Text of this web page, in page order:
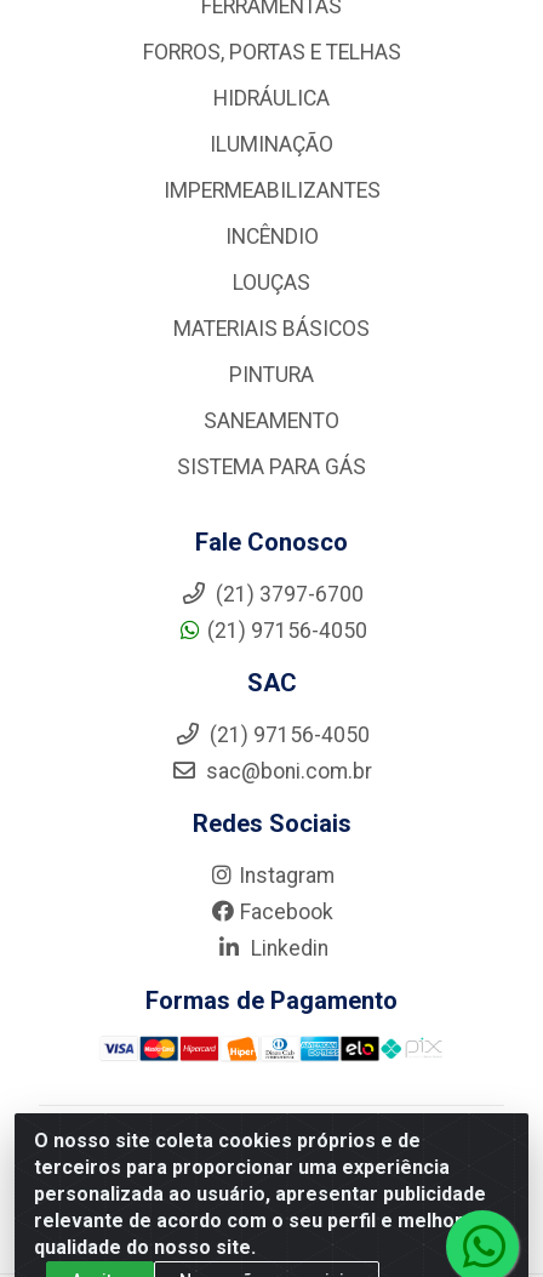
O nosso site coleta cookies próprios e de
terceiros para proporcionar uma experiência
personalizada ao usuário, apresentar publicidade
relevante de acordo com o seu perfil e melhorar a
qualidade do nosso site.
FERRAMENTAS
FORROS, PORTAS E TELHAS
HIDRÁULICA
ILUMINAÇÃO
IMPERMEABILIZANTES
INCÊNDIO
LOUÇAS
MATERIAIS BÁSICOS
PINTURA
SANEAMENTO
SISTEMA PARA GÁS
Fale Conosco
(21) 3797-6700
(21) 97156-4050
SAC
(21) 97156-4050
sac@boni.com.br
Redes Sociais
Instagram
Facebook
Linkedin
Formas de Pagamento
Nova Boni Distribuidora de Material de Construção LTDA
- Rua Alice Tibiriçá, 330 - Vila Da Penha, Rio de
Janeiro/RJ - CEP: 21.210-110 - CNPJ: 11.003.135/0001-
27